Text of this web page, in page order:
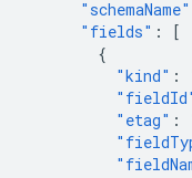
"schemaName"
"fields" :
[
{
"kind" :
"etag" :